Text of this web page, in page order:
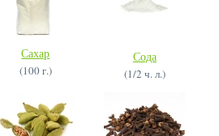
Сахар
(100 г.)
Сода
(1/2 ч. л.)